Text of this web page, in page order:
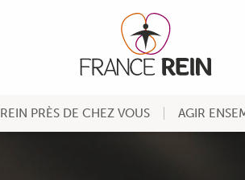
PRÈS DE CHEZ VOUS AGIR